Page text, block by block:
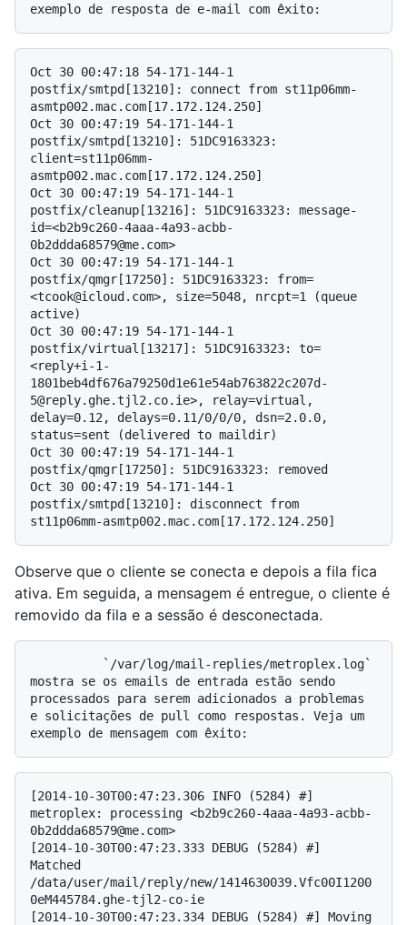
Oct 30 00:47:18 54-171-144-1
postfix/smtpd[13210]: connect from st11p06mm-
asmtp002.mac.com[17.172.124.250]
Oct 30 00:47:19 54-171-144-1
postfix/smtpd[13210]: 51DC9163323:
client=st11p06mm-
asmtp002.mac.com[17.172.124.250]
Oct 30 00:47:19 54-171-144-1
postfix/cleanup[13216]: 51DC9163323: message-
id=<b2b9c260-4aaa-4a93-acbb-
0b2ddda68579@me.com>
Oct 30 00:47:19 54-171-144-1
postfix/qmgr[17250]: 51DC9163323: from=
<tcook@icloud.com>, size=5048, nrcpt=1 (queue
active)
Oct 30 00:47:19 54-171-144-1
postfix/virtual[13217]: 51DC9163323: to=
<reply+i-1-
1801beb4df676a79250d1e61e54ab763822c207d-
5@reply.ghe.tjl2.co.ie>, relay=virtual,
delay=0.12, delays=0.11/0/0/0, dsn=2.0.0,
status=sent (delivered to maildir)
Oct 30 00:47:19 54-171-144-1
postfix/qmgr[17250]: 51DC9163323: removed
Oct 30 00:47:19 54-171-144-1
postfix/smtpd[13210]: disconnect from
Observe que o cliente se conecta e depois a fila fica
ativa. Em seguida, a mensagem é entregue, o cliente é
removido da fila e a sessão é desconectada.
mostra se os emails de entrada estão sendo
processados para serem adicionados a problemas
e solicitações de pull como respostas. Veja um
[2014-10-30T00:47:23.306 INFO (5284) #]
metroplex: processing <b2b9c260-4aaa-4a93-acbb-
0b2ddda68579@me.com>
[2014-10-30T00:47:23.333 DEBUG (5284) #]
Matched
/data/user/mail/reply/new/1414630039.Vfc00I1200
0eM445784.ghe-tjl2-co-ie
[2014-10-30T00:47:23.334 DEBUG (5284) #] Moving